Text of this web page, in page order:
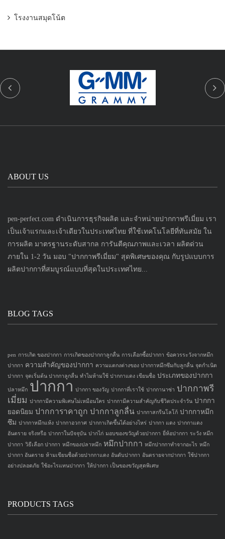
โรงงานสมุดโน้ต
ABOUT US
pen-perfect.com ดำเนินการธุรกิจผลิต และจำหน่ายปากกาพรีเมี่ยม เรา
เป็นเจ้าแรกและเจ้าเดียวในประเทศไทย ที่ใช้เทคโนโลยีที่ทันสมัย ใน
การผลิต มาตรฐานระดับสากล การันตีคุณภาพและเวลา ผลิตด่วน
ภายใน 1-2 วัน มอบ "ปากกาพรีเมี่ยม" สุดพิเศษของคุณ กับรูปแบบการ
ผลิตปากกาที่สมบูรณ์แบบที่สุดในประเทศไทย...
BLOG TAGS
pen การเกิด ของปากกา การเกิดของปากกาลูกลื่น การเลือกซื้อปากกา ข้อควรระวังจากหมึก
ปากกา ความสำคัญของปากกา ความแตกงต่างของ ปากกาหมึกซึมกับลูกลื่น จุดกำเนิด
ปากกา จุดเริ่มต้น ปากกาลูกลื่น ทำไมห้ามใช้ ปากกาแดง เขียนชื่อ ประเภทของปากกา
ปลาหมึก ปากกา ปากกา ของวัญ ปากกาที่เราใช้ ปากกานาซ่า ปากกาพรี
เมี่ยม ปากกามีความพิเศษไม่เหมือนใคร ปากกามีความสำคัญกับชีวิตประจำวัน ปากกา
ยอดนิยม ปากการาคาถูก ปากกาลูกลื่น ปากกาสกรีนโลโก้ ปากกาหมึก
ซึม ปากกาหมึกแห้ง ปากกาอวกาศ ปากกาเกิดขึ้นได้อย่างไหร่ ปากกา แดง ปากกาแดง
อันตราย จริงหรือ ปากกาในปัจจุบัน ปากไก่ มอบของขวัญด้วยปากกา ยี่ห้อปากกา ระวัง หมึก
ปากกา วิธีเลือก ปากกา หมึกของปลาหมึก หมึกปากกา หมึกปากกาทำจากอะไร หมึก
ปากกา อันตราย ห้ามเขียนชื่อด้วยปากกาแดง อันดับปากกา อันตรายจากปากกา ใช้ปากกา
อย่างปลอดภัย ใช้อะไรแทนปากกา ให้ปากกา เป็นของขวัญสุดพิเศษ
PRODUCTS TAGS